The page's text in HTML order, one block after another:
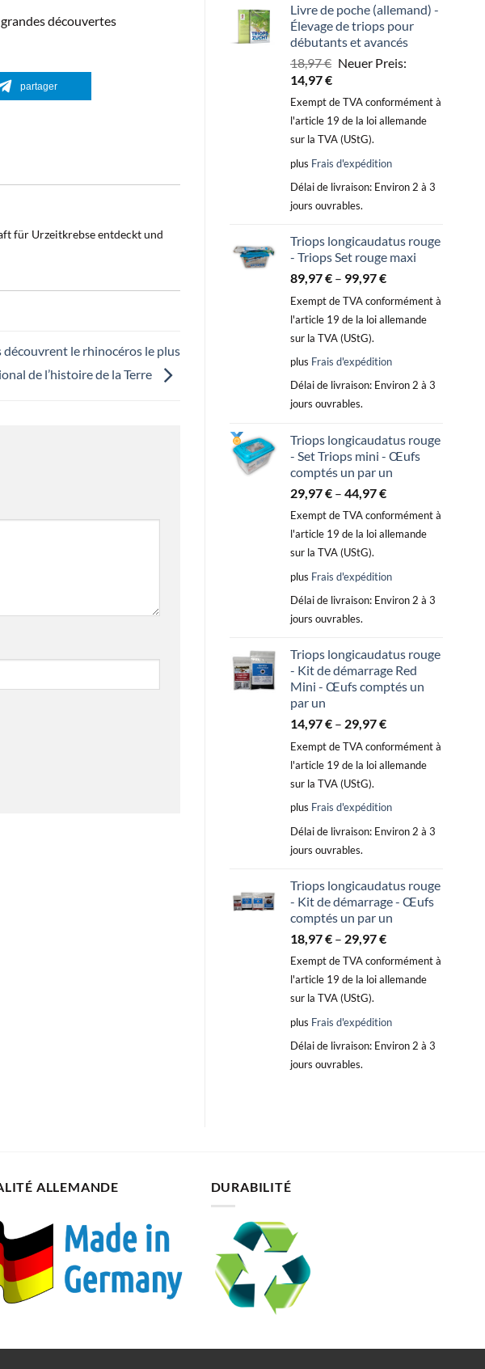
découvertes
partager
für Urzeitkrebse entdeckt und
le rhinocéros le plus
de l’histoire de la Terre
Livre de poche (allemand) -
Élevage de triops pour
débutants et avancés
18,97€ Le
initial
18,97 €.
Neuer Preis:
14,97€Le
prix
est :
14,97 €.
Exempt de TVA conformément à
l'article 19 de la loi allemande
sur la TVA (UStG).
plus Frais d'expédition
Délai de livraison: Environ 2 à 3
jours ouvrables.
Triops longicaudatus rouge
- Triops Set rouge maxi
89,97€ – 99,97€
Exempt de TVA conformément à
l'article 19 de la loi allemande
sur la TVA (UStG).
plus Frais d'expédition
Délai de livraison: Environ 2 à 3
jours ouvrables.
Triops longicaudatus rouge
- Set Triops mini - Œufs
comptés un par un
29,97€ – 44,97€
Exempt de TVA conformément à
l'article 19 de la loi allemande
sur la TVA (UStG).
plus Frais d'expédition
Délai de livraison: Environ 2 à 3
jours ouvrables.
Triops longicaudatus rouge
- Kit de démarrage Red
Mini - Œufs comptés un
par un
14,97€ – 29,97€
Exempt de TVA conformément à
l'article 19 de la loi allemande
sur la TVA (UStG).
plus Frais d'expédition
Délai de livraison: Environ 2 à 3
jours ouvrables.
Triops longicaudatus rouge
- Kit de démarrage - Œufs
comptés un par un
18,97€ – 29,97€
Exempt de TVA conformément à
l'article 19 de la loi allemande
sur la TVA (UStG).
plus Frais d'expédition
Délai de livraison: Environ 2 à 3
jours ouvrables.
ALLEMANDE DURABILITÉ